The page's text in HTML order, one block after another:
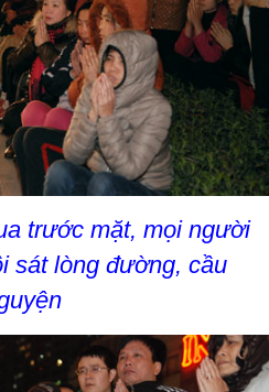
trước mặt, mọi người
sát lòng đường, cầu